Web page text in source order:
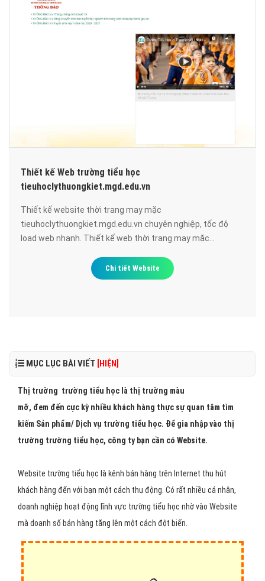
Thiết kế Web trường tiểu học
tieuhoclythuongkiet.mgd.edu.vn
Thiết kế website thời trang may mặc
tieuhoclythuongkiet.mgd.edu.vn chuyên nghiệp, tốc độ
load web nhanh. Thiết kế web thời trang may mặc
bảo mật cao, uy tín, chất lượng.
Chi tiết Website
MỤC LỤC BÀI VIẾT [HIỆN]
Thị trường trường tiểu học là thị trường màu
mỡ, đem đến cực kỳ nhiều khách hàng thực sự quan tâm tìm
kiếm Sản phẩm/ Dịch vụ trường tiểu học. Để gia nhập vào thị
trường trường tiểu học, công ty bạn cần có Website.
Website trường tiểu học là kênh bán hàng trên Internet thu hút
khách hàng đến với bạn một cách thụ động. Có rất nhiều cá nhân,
doanh nghiệp hoạt động lĩnh vực trường tiểu học nhờ vào Website
mà doanh số bán hàng tăng lên một cách đột biến.